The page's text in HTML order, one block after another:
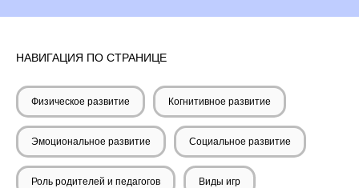
НАВИГАЦИЯ ПО СТРАНИЦЕ
Физическое развитие Когнитивное развитие
Эмоциональное развитие Социальное развитие
Роль родителей и педагогов Виды игр